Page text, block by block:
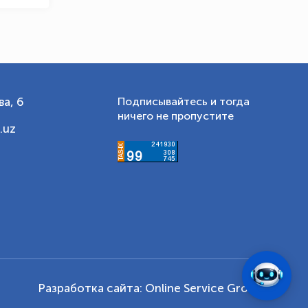
6
Подписывайтесь и тогда
ничего не пропустите
Разработка сайта: Online Service Group